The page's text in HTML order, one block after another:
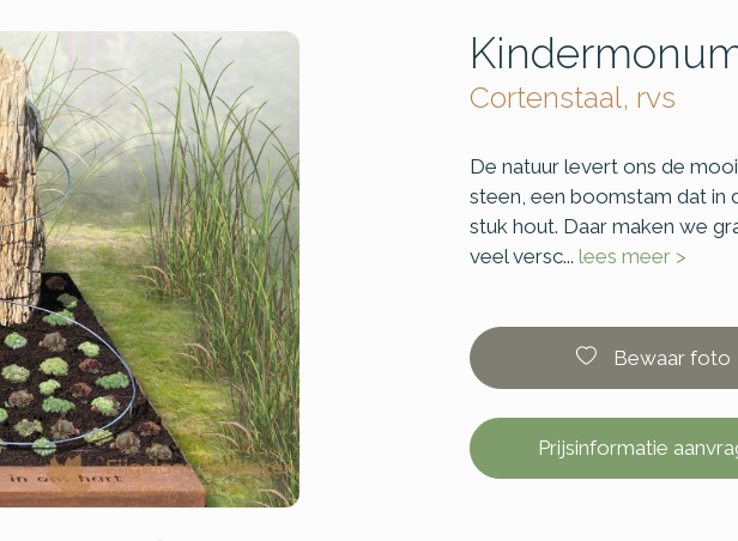
Cortenstaal, rvs
De natuur levert ons de
steen, een boomstam dat in
stuk hout. Daar maken we
veel versc... lees meer >
Bewaar foto
Prijsinformatie